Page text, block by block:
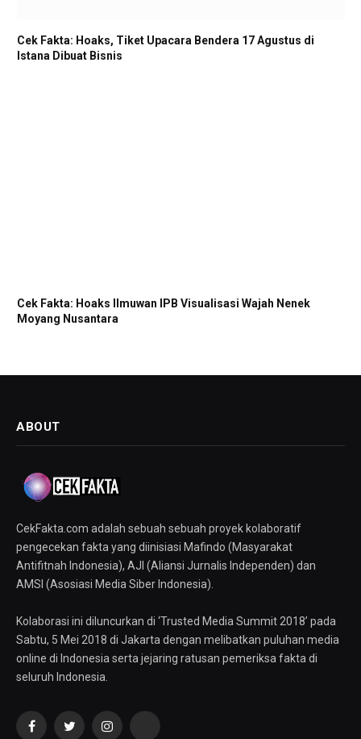
Cek Fakta: Hoaks, Tiket Upacara Bendera 17 Agustus di
Istana Dibuat Bisnis
Cek Fakta: Hoaks Ilmuwan IPB Visualisasi Wajah Nenek
Moyang Nusantara
ABOUT
CekFakta.com adalah sebuah sebuah proyek kolaboratif
pengecekan fakta yang diinisiasi Mafindo (Masyarakat
Antifitnah Indonesia), AJI (Aliansi Jurnalis Independen) dan
AMSI (Asosiasi Media Siber Indonesia).
Kolaborasi ini diluncurkan di ‘Trusted Media Summit 2018’ pada
Sabtu, 5 Mei 2018 di Jakarta dengan melibatkan puluhan media
online di Indonesia serta jejaring ratusan pemeriksa fakta di
seluruh Indonesia.
FacebookTwitterInstagramYouTube